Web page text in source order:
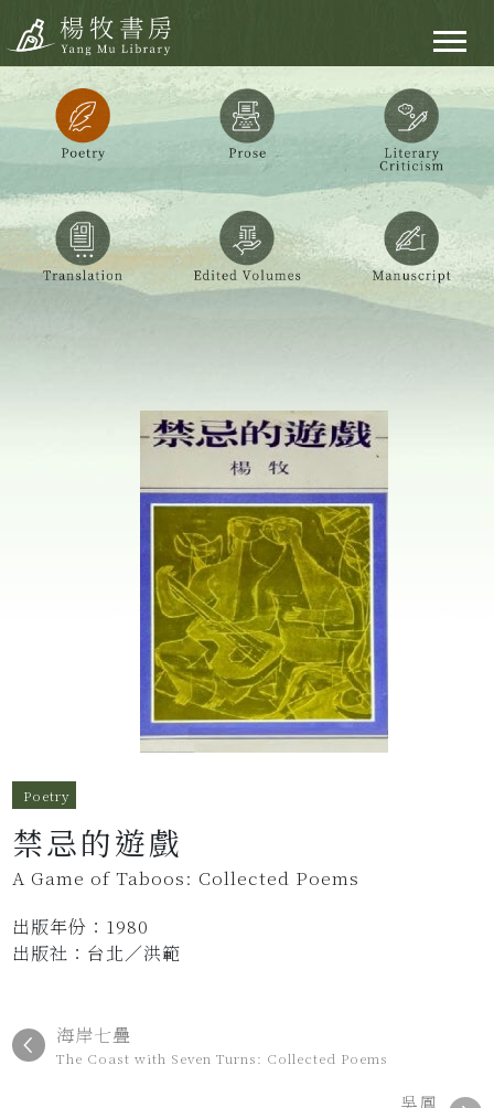
Poetry
禁忌的遊戲
A Game of Taboos: Collected Poems
出版年份：1980
出版社：台北／洪範
海岸七疊
The Coast with Seven Turns: Collected Poems